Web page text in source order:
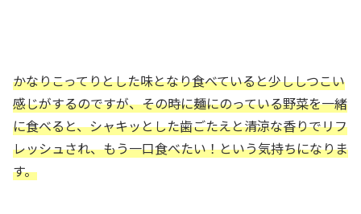
かなりこってりとした味となり食べていると少ししつこい
感じがするのですが、その時に麺にのっている野菜を一緒
に食べると、シャキッとした歯ごたえと清涼な香りでリフ
レッシュされ、もう一口食べたい！という気持ちになりま
す。